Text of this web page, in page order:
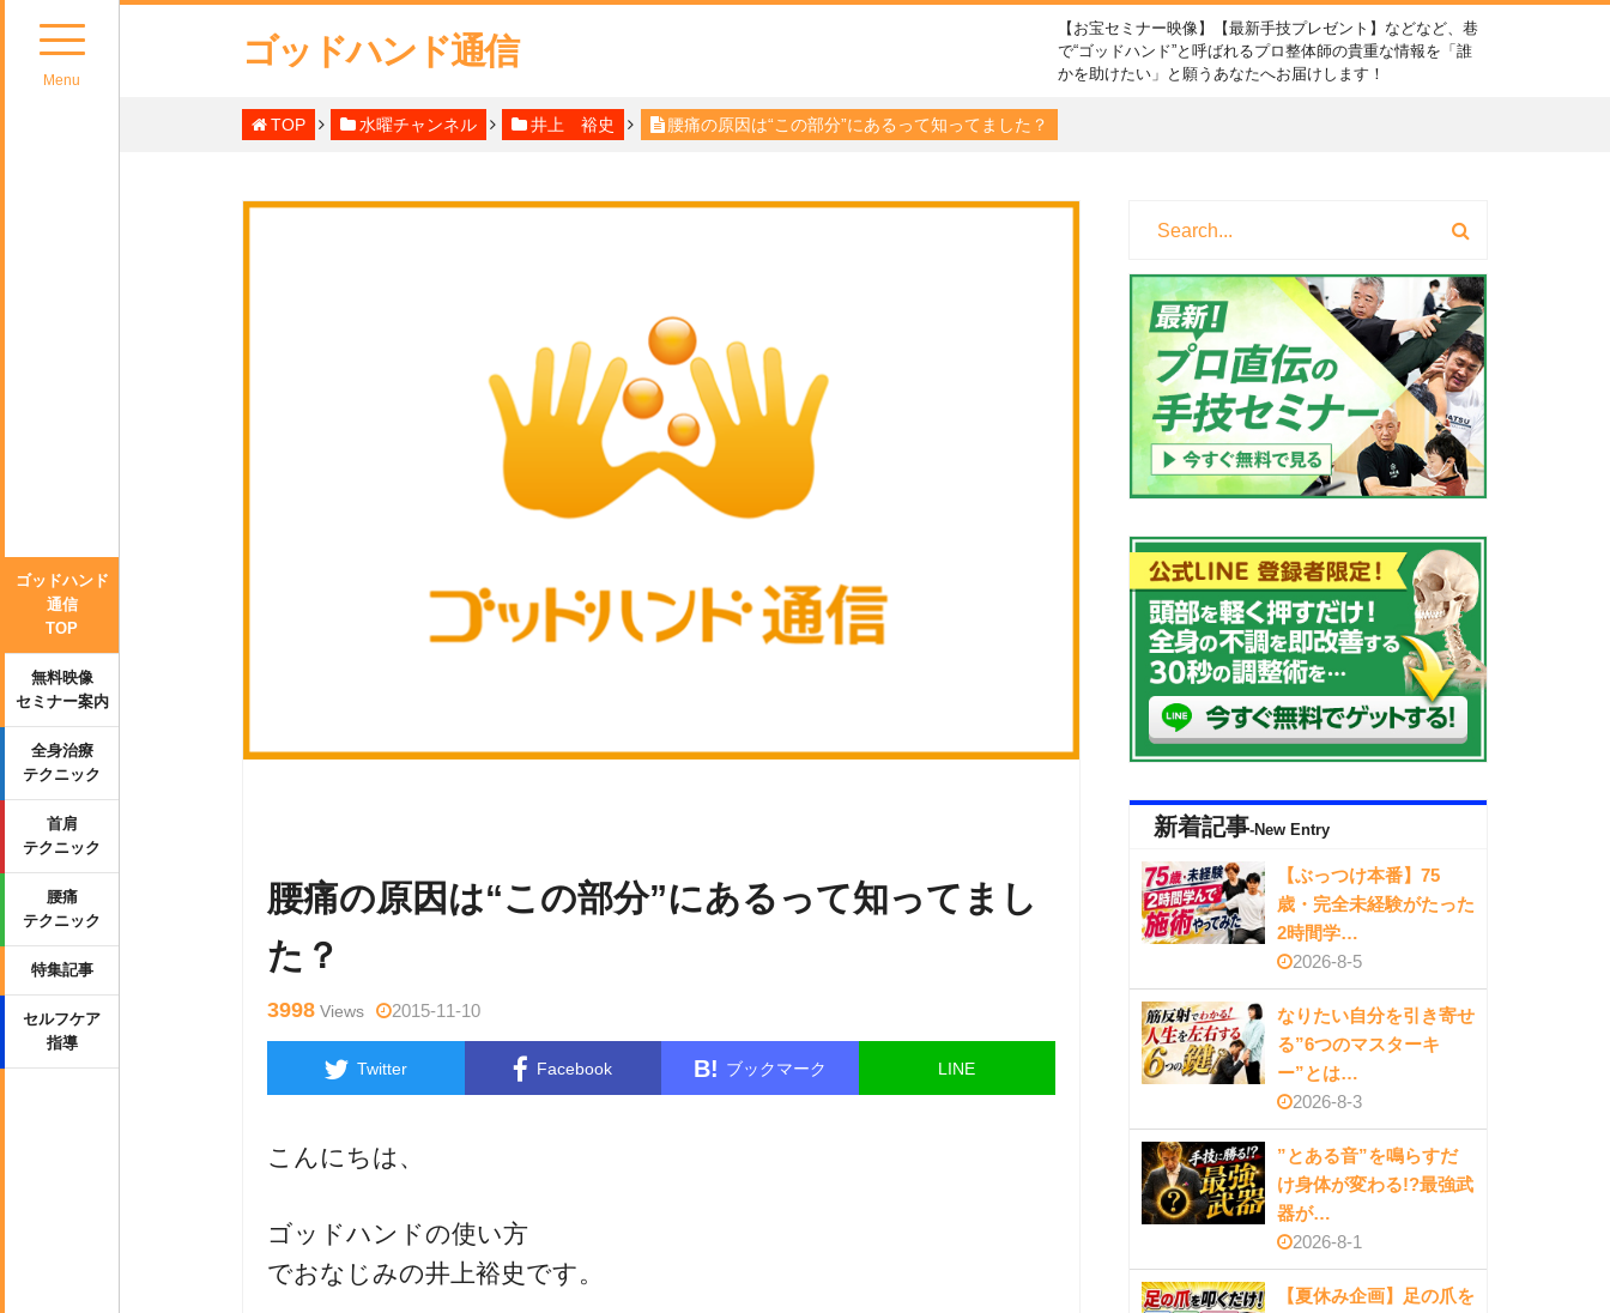
Menu
ゴッドハンド
通信
TOP
無料映像
セミナー案内
全身治療
テクニック
首肩
テクニック
腰痛
テクニック
特集記事
セルフケア
指導
ゴッドハンド通信
【お宝セミナー映像】【最新手技プレゼント】などなど、巷
で“ゴッドハンド”と呼ばれるプロ整体師の貴重な情報を「誰
かを助けたい」と願うあなたへお届けします！
TOP 水曜チャンネル 井上 裕史 腰痛の原因は“この部分”にあるって知ってました？
腰痛の原因は“この部分”にあるって知ってまし
た？
3998 Views 2015-11-10
Twitter Facebook B! ブックマーク LINE
こんにちは、
ゴッドハンドの使い方
でおなじみの井上裕史です。
新着記事-New Entry
【ぶっつけ本番】75
歳・完全未経験がたった
2時間学…
2026-8-5
なりたい自分を引き寄せ
る”6つのマスターキ
ー”とは…
2026-8-3
”とある音”を鳴らすだ
け身体が変わる!?最強武
器が…
2026-8-1
【夏休み企画】足の爪を